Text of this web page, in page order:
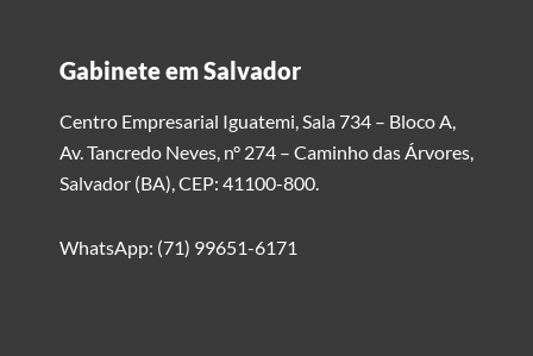
Gabinete em Salvador
Centro Empresarial Iguatemi, Sala 734 – Bloco A,
Av. Tancredo Neves, n° 274 – Caminho das Árvores,
Salvador (BA), CEP: 41100-800.
WhatsApp: (71) 99651-6171